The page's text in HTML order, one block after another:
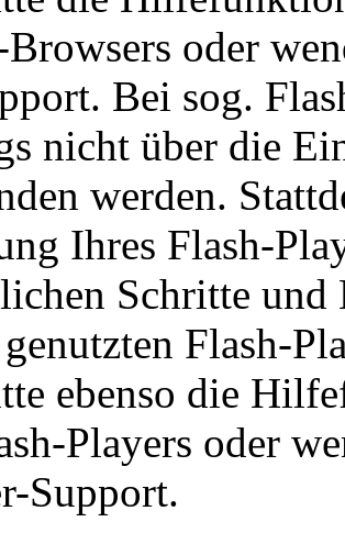
oder
Bei sog.
nicht über die
werden.
Ihres Flash-
Schritte und
Flash-
ebenso die
Players oder
Support.